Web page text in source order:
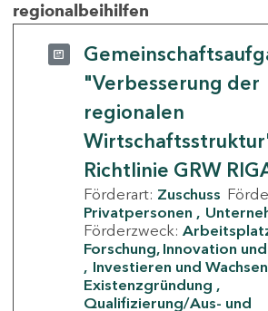
regionalbeihilfen
"Verbesserung der
regionalen
Richtlinie GRW
Förderart: Zuschuss
Privatpersonen
Förderzweck:
Forschung, Innovation
Investieren und Wachsen
Existenzgründung
Qualifizierung/Aus- und